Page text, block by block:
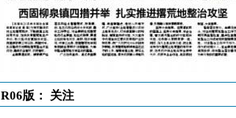
R06版： 关注